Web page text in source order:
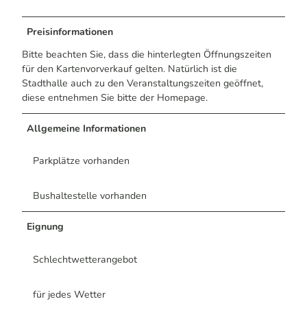
Preisinformationen
Bitte beachten Sie, dass die hinterlegten Öffnungszeiten
für den Kartenvorverkauf gelten. Natürlich ist die
Stadthalle auch zu den Veranstaltungszeiten geöffnet,
diese entnehmen Sie bitte der Homepage.
Allgemeine Informationen
Parkplätze vorhanden
Bushaltestelle vorhanden
Eignung
Schlechtwetterangebot
für jedes Wetter